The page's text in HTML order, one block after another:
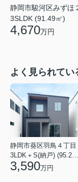
静岡市駿河区みずほ
3SLDK (91.49㎡)
4,670万円
よく見られてい
静岡市葵区羽鳥４丁目
3,590万円